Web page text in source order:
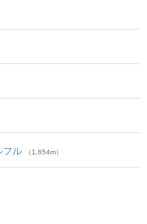
フル （1,654m）